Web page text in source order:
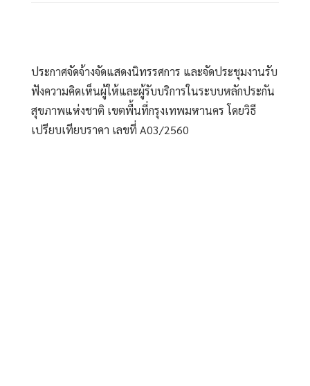
ประกาศจัดจ้างจัดแสดงนิทรรศการ และจัดประชุมงานรับ
ฟังความคิดเห็นผู้ให้และผู้รับบริการในระบบหลักประกัน
สุขภาพแห่งชาติ เขตพื้นที่กรุงเทพมหานคร โดยวิธี
เปรียบเทียบราคา เลขที่ A03/2560